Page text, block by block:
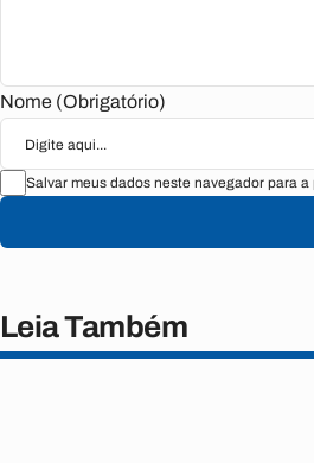
Nome (Obrigatório)
Salvar meus dados neste navegador para
Leia Também